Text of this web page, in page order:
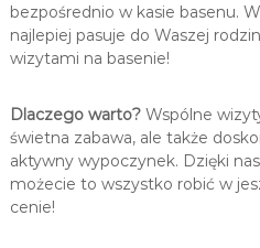
bezpośrednio w kasie basenu.
najlepiej pasuje do Waszej
wizytami na basenie!
Dlaczego warto?Wspólne
świetna zabawa, ale także
aktywny wypoczynek. Dzięki
możecie to wszystko robić w
cenie!